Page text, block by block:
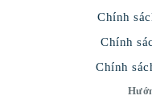
Chính
Chính
Chính